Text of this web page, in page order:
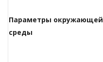
Параметры окружающей
среды